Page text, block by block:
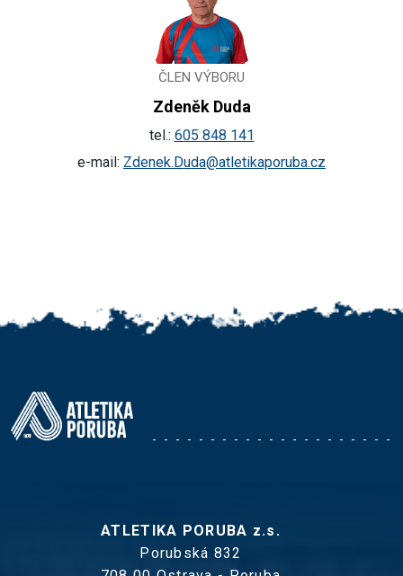
ČLEN VÝBORU
Zdeněk Duda
tel.: 605 848 141
e-mail: Zdenek.Duda@atletikaporuba.cz
ATLETIKA PORUBA z.s.
Porubská 832